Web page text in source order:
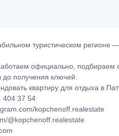
туристическом регионе
официально, подбираем
получения ключей.
квартиру для отдыха в
404 37 54
kopchenoff.realestate
@kopchenoff.realestate